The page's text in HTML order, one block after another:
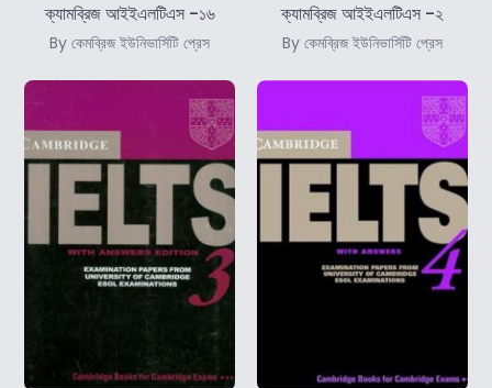
ক্যামব্রিজ আইইএলটিএস -১৬
By কেমব্রিজ ইউনিভার্সিটি প্রেস
ক্যামব্রিজ আইইএলটিএস -২
By কেমব্রিজ ইউনিভার্সিটি প্রেস